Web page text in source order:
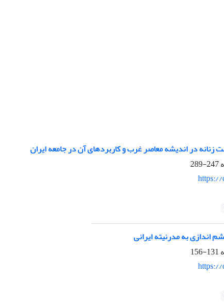
در اندیشه معاصر غرب و کاربردهای آن در جامعه ایران
247-289
اندازی به مدرنیته ایرانی
131-156